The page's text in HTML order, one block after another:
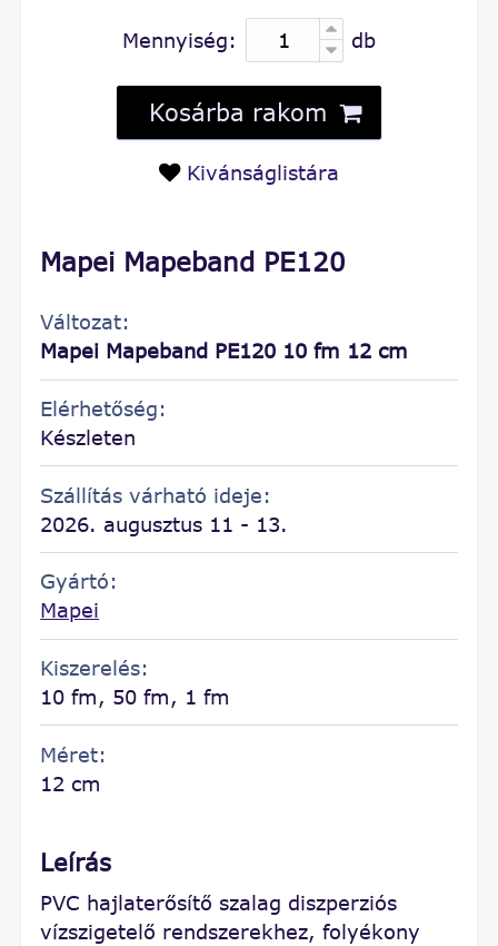
Mapei Mapeband PE120
Változat:
Mapei Mapeband PE120 10 fm 12 cm
Elérhetőség:
Készleten
Szállítás várható ideje:
2026. augusztus 11 - 13.
Gyártó:
Mapei
Kiszerelés:
10 fm, 50 fm, 1 fm
Méret:
12 cm
Leírás
PVC hajlaterősítő szalag diszperziós
vízszigetelő rendszerekhez, folyékony
Mennyiség: db
Kosárba rakom
Kivánságlistára